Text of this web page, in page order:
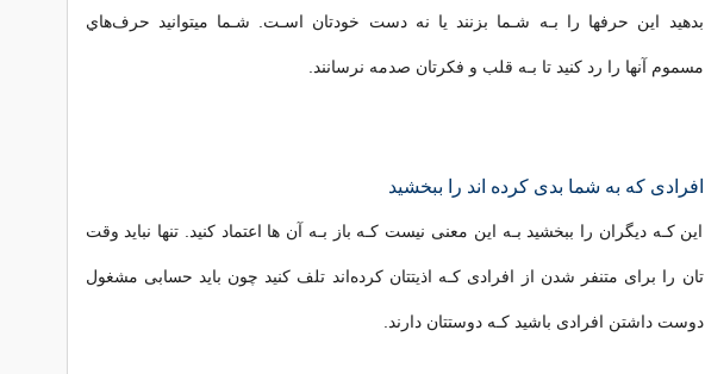
بدهید این حرفها را بـه شـما بزنند یا نه دست خودتان اسـت. شـما میتوانید حرف‌هاي‌
مسموم آنها را رد کنید تا بـه قلب و فکرتان صدمه نرسانند.
افرادی که به شما بدی کرده اند را ببخشید
این کـه دیگران را ببخشید بـه این معنی نیست کـه باز بـه آن ها اعتماد کنید. تنها نباید وقت
تان را برای متنفر شدن از افرادی کـه اذیتتان کرده‌اند تلف کنید چون باید حسابی مشغول
دوست داشتن افرادی باشید کـه دوستتان دارند.